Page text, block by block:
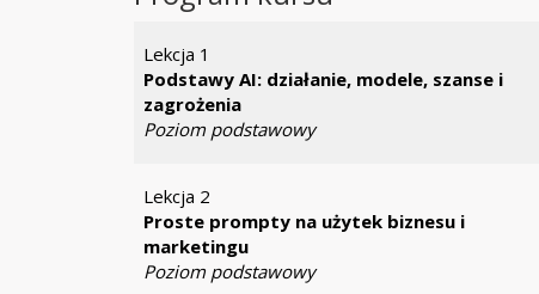
Lekcja 1
Podstawy AI: działanie, modele, szanse i
zagrożenia
Poziom podstawowy
Lekcja 2
Proste prompty na użytek biznesu i
marketingu
Poziom podstawowy